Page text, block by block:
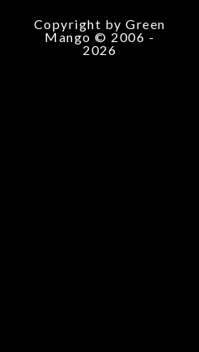
Copyright by Green
Mango © 2006 -
2026